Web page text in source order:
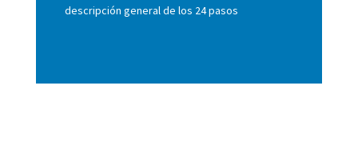
descripción general de los 24 pasos